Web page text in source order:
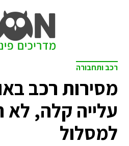
רכב ותחבורה
מסירות רכב
עלייה קלה, לא
למסלול